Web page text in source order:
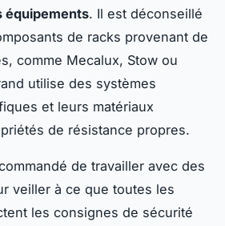
équipements. Il est déconseillé
de racks provenant de
comme Mecalux, Stow ou
utilise des systèmes
et leurs matériaux
de résistance propres.
de travailler avec des
veiller à ce que toutes les
les consignes de sécurité